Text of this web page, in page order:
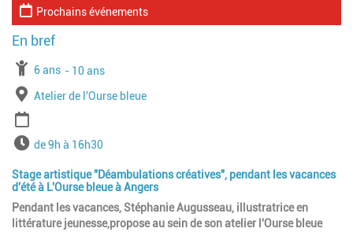
Prochains événements
À partir de
6 ans Jusqu'à l'age de
10 ans
Lieu
Atelier de l'Ourse bleue
Horairesde 9h à 16h30
Stage artistique "Déambulations créatives", pendant les vacances
d'été à L'Ourse bleue à Angers
Pendant les vacances, Stéphanie Augusseau, illustratrice en
littérature jeunesse,propose au sein de son atelier l'Ourse bleue